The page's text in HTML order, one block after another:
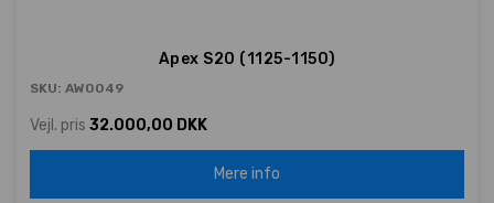
Apex S20 (1125-1150)
SKU: AW0049
Vejl. pris 32.000,00 DKK
Mere info